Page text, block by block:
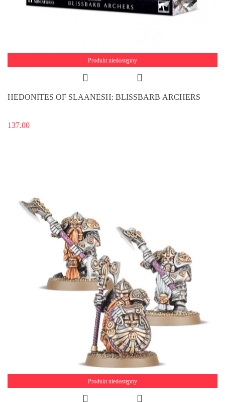
Produkt niedostępny
HEDONITES OF SLAANESH: BLISSBARB ARCHERS
137.00
Produkt niedostępny